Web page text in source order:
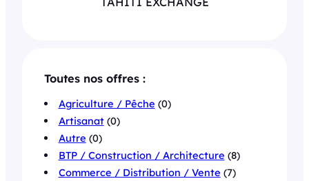
Toutes nos offres :
Agriculture / Pêche (0)
Artisanat(0)
Autre (0)
BTP / Construction / Architecture (8)
Commerce / Distribution / Vente (7)